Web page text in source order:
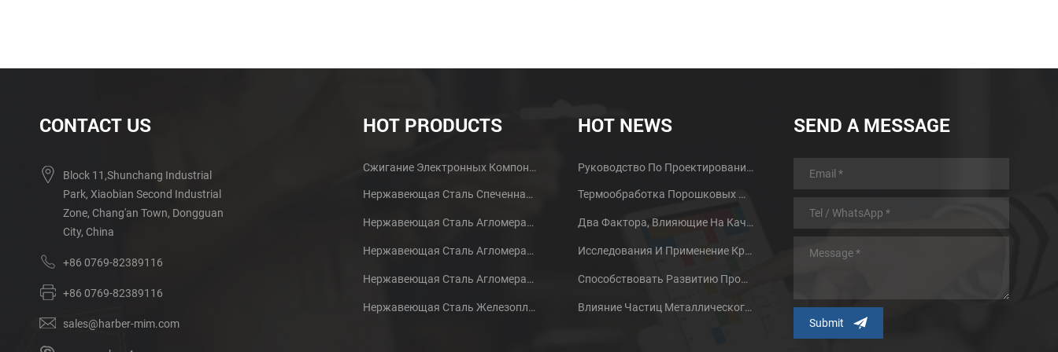
CONTACT US
Block 11,Shunchang Industrial
Park, Xiaobian Second Industrial
Zone, Chang'an Town, Dongguan
City, China
+86 0769-82389116
+86 0769-82389116
sales@harber-mim.com
HOT PRODUCTS
Сжигание Электронных Компонентов MIM Металлических Деталей Корпуса Наушников
Нержавеющая Сталь Спеченная Порошковая Металлургическая Латунная Шестерня
Нержавеющая Сталь Агломерат Порошковый Металлургический Металлический Шестерня
Нержавеющая Сталь Агломерат Порошковый Металлургический Металлический Шестерня
Нержавеющая Сталь Агломерационный Порошок
Нержавеющая Сталь Железопластика
HOT NEWS
Руководство По Проектированию Деталей MIM И Преимущества
Термообработка Порошковых Металлов
Два Фактора, Влияющие На Качество Спекания Порошковой Металлургии
Исследования И Применение Крупного Литья Металла
Способствовать Развитию Процесса Формирования Металлического Порошка Путем Инъекций
Влияние Частиц Металлического Порошка И Методов Их Подготовки На Технологию MIM
SEND A MESSAGE